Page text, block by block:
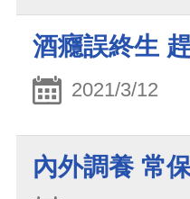
酒癮誤終生
2021/3/12
內外調養 常